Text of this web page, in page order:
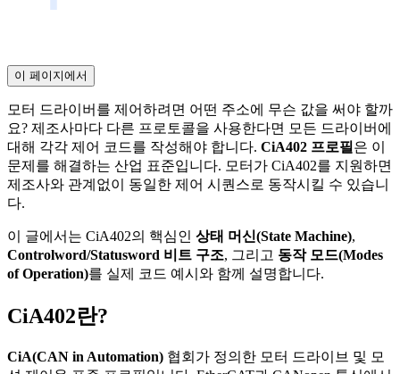
이 페이지에서
모터 드라이버를 제어하려면 어떤 주소에 무슨 값을 써야 할까
요? 제조사마다 다른 프로토콜을 사용한다면 모든 드라이버에
대해 각각 제어 코드를 작성해야 합니다. CiA402 프로필 은 이
문제를 해결하는 산업 표준입니다. 모터가 CiA402를 지원하면
제조사와 관계없이 동일한 제어 시퀀스로 동작시킬 수 있습니
다.
이 글에서는 CiA402의 핵심인 상태 머신(State Machine),
Controlword/Statusword 비트 구조, 그리고 동작 모드(Modes
of Operation)를 실제 코드 예시와 함께 설명합니다.
CiA402란?
CiA(CAN in Automation) 협회가 정의한 모터 드라이브 및 모